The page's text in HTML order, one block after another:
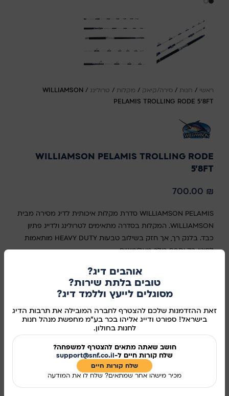
אוהבים דיג?
טובים בלתת שירות?
מסוגלים לייעץ וללמד דיג?
זאת ההזדמנות שלכם להצטרף לחברה המובילה את תרבות הדיג
בישראל! ספורט ודייג אליהו בכר בע"מ מחפשת מנהל חנות
לחנות בחולון.
חושב שאתה מתאים להצטרף למשפחה?
שלח קורות חיים ל-support@snf.co.il
שלח קורות חיים​
מכיר מישהו אחר שמתאים? שלח לו את המודעה
ראשי / חנות / סירה/קיאק / מקלות / טרולינג /
WILLIAMSON
PELAMIS TROLLING RODE 5'8FT
WILLIAMSON PELAMIS TROLLING RODE
5'8FT
700.00 ₪
WILLIAMSON PELAMIS סדרת מקלות איכותית לדיג מסירה מבית
WILLIAMSON. המקלות בסדרה מתאימים לטרולינג ולדייג פתיון
כבד. בלנק רך, אך חזק בשילוב טבעות HEAVY DUTY מותאמות
לחוטי בד ותפס רולר מאלומיניום.
בחר אפשרות
הוספה לסל
קנו עכשיו